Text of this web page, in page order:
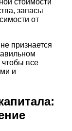
запасы
от
признается
все
и